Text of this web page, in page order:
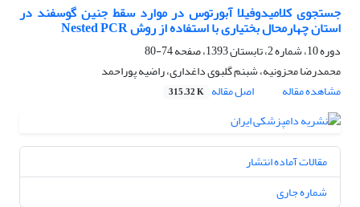
جستجوی کلامیدوفیلا آبورتوس در موارد سقط جنین گوسفند در
استان چهارمحال بختیاری با استفاده از روش Nested PCR
دوره 10، شماره 2، تابستان 1393، صفحه
74-80
محمدرضا محزونیه، شبنم گلبوی داغداری، راضیه پوراحمد
مشاهده مقاله
اصل مقاله 315.32 K
مقالات آماده انتشار
شماره جاری